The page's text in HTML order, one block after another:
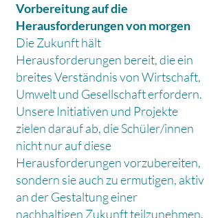
Vorbereitung auf die
Herausforderungen von morgen
Die Zukunft hält
Herausforderungen bereit, die ein
breites Verständnis von Wirtschaft,
Umwelt und Gesellschaft erfordern.
Unsere Initiativen und Projekte
zielen darauf ab, die Schüler/innen
nicht nur auf diese
Herausforderungen vorzubereiten,
sondern sie auch zu ermutigen, aktiv
an der Gestaltung einer
nachhaltigen Zukunft teilzunehmen.